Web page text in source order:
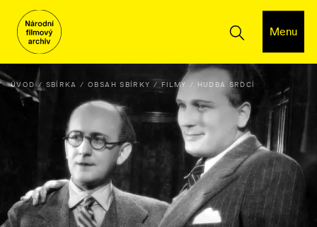
Menu
ÚVOD SBÍRKA OBSAH SBÍRKY FILMY HUDBA SRDCÍ